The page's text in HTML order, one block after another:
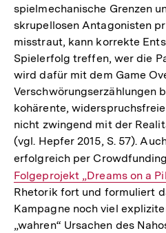
spielmechanische Grenzen
skrupellosen Antagonisten
misstraut, kann korrekte
Spielerfolg treffen, wer die
wird dafür mit dem Game
Verschwörungserzählungen
kohärente,
nicht zwingend mit der
(vgl. Hepfer 2015, S. 57).
erfolgreich per
Folgeprojekt „Dreams on a
Rhetorik fort und formuliert
Kampagne noch viel
„wahren“ Ursachen des